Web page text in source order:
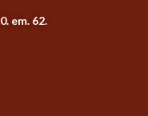
em. 62.